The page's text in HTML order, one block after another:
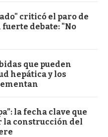
criticó el paro de
debate: "No
que pueden
hepática y los
la fecha clave que
la construcción del